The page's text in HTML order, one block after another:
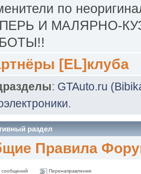
по
И МАЛЯРНО-
[EL]клуба
: GTAuto.ru
раздел
Правила
сообщений Перенаправление